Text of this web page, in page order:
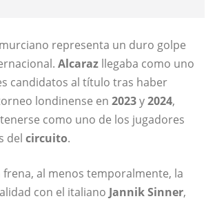
representa un duro golpe
Alcaraz llegaba como uno
candidatos al título tras haber
londinense en 2023y2024,
como uno de los jugadores
del circuito.
frena, al menos temporalmente, la
con el italiano Jannik Sinner,